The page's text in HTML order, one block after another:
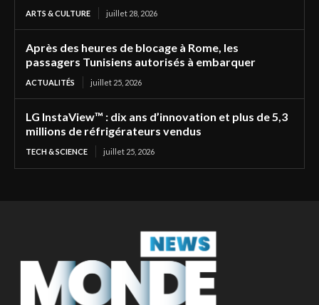
ARTS & CULTURE juillet 28, 2026
Après des heures de blocage à Rome, les
passagers Tunisiens autorisés à embarquer
ACTUALITÉS juillet 25, 2026
LG InstaView™ : dix ans d’innovation et plus de 5,3
millions de réfrigérateurs vendus
TECH & SCIENCE juillet 25, 2026